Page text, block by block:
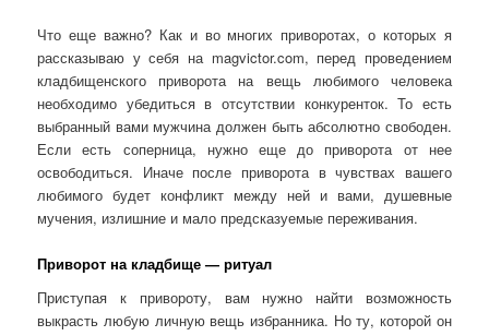
Что еще важно? Как и во многих приворотах, о которых я
рассказываю у себя на magvictor.com, перед проведением
кладбищенского приворота на вещь любимого человека
необходимо убедиться в отсутствии конкуренток. То есть
выбранный вами мужчина должен быть абсолютно свободен.
Если есть соперница, нужно еще до приворота от нее
освободиться. Иначе после приворота в чувствах вашего
любимого будет конфликт между ней и вами, душевные
мучения, излишние и мало предсказуемые переживания.
Приворот на кладбище — ритуал
Приступая к привороту, вам нужно найти возможность
выкрасть любую личную вещь избранника. Но ту, которой он